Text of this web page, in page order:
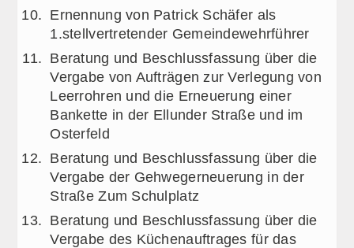
Ernennung von Patrick Schäfer als
1.stellvertretender Gemeindewehrführer
Beratung und Beschlussfassung über die
Vergabe von Aufträgen zur Verlegung von
Leerrohren und die Erneuerung einer
Bankette in der Ellunder Straße und im
Osterfeld
Beratung und Beschlussfassung über die
Vergabe der Gehwegerneuerung in der
Straße Zum Schulplatz
Beratung und Beschlussfassung über die
Vergabe des Küchenauftrages für das